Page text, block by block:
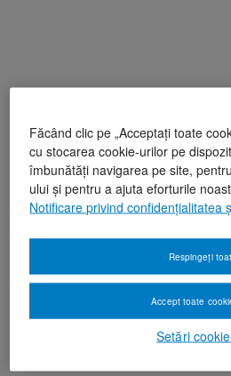
Făcând clic pe „Acceptați toate
cu stocarea cookie-urilor pe
îmbunătăți navigarea pe site,
ului și pentru a ajuta eforturile
Notificare privind confidențialitatea
Setări
Respingeți
Accept toate